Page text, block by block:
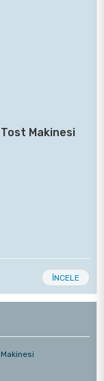
Tost Makinesi
İNCELE